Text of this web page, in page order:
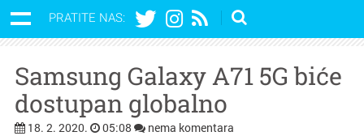
PRATITE NAS:
Samsung Galaxy A71 5G biće
dostupan globalno
18. 2. 2020. 05:08 nema komentara